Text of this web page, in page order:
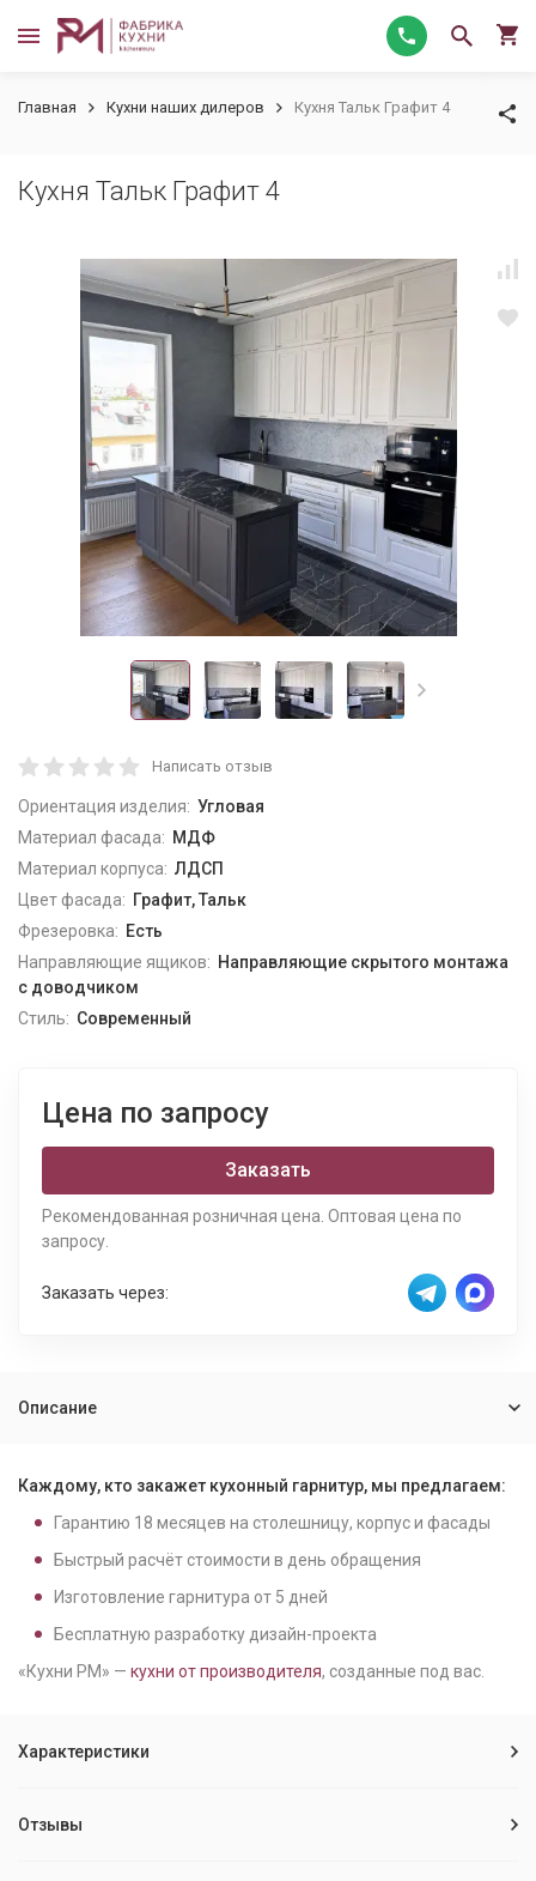
Главная Кухни наших дилеров Кухня Тальк Графит 4
Кухня Тальк Графит 4
Написать отзыв
Ориентация изделия: Угловая
Материал фасада: МДФ
Материал корпуса: ЛДСП
Цвет фасада: Графит, Тальк
Фрезеровка: Есть
Направляющие ящиков: Направляющие скрытого монтажа
с доводчиком
Стиль: Современный
Цена по запросу
Заказать
Рекомендованная розничная цена. Оптовая цена по
запросу.
Заказать через:
Описание
Каждому, кто закажет кухонный гарнитур, мы предлагаем:
Гарантию 18 месяцев на столешницу, корпус и фасады
Быстрый расчёт стоимости в день обращения
Изготовление гарнитура от 5 дней
Бесплатную разработку дизайн-проекта
«Кухни РМ» — кухни от производителя, созданные под вас.
Характеристики
Отзывы